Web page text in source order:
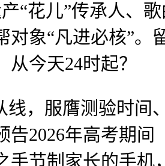
花儿”传承人、
象“凡进必核”
今天24时起？
，服膺测验时间
2026年高考期间
节制家长的手机